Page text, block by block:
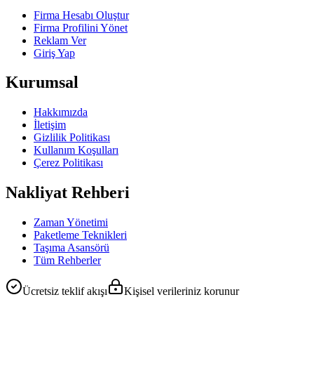
Firma Hesabı Oluştur
Firma Profilini Yönet
Reklam Ver
Giriş Yap
Kurumsal
Hakkımızda
İletişim
Gizlilik Politikası
Kullanım Koşulları
Çerez Politikası
Nakliyat Rehberi
Zaman Yönetimi
Paketleme Teknikleri
Taşıma Asansörü
Tüm Rehberler
Ücretsiz teklif akışı Kişisel verileriniz korunur